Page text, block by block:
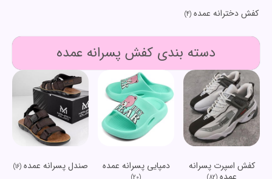
کفش دخترانه عمده (4)
دسته بندی کفش پسرانه عمده
کفش اسپرت پسرانه
دمپایی پسرانه عمده صندل پسرانه عمده(16)